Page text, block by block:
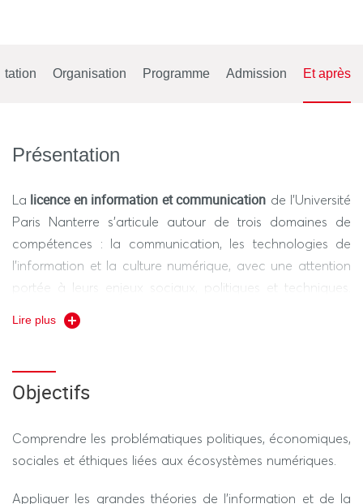
Organisation Programme Admission Et après
Présentation
La licence en information et communication de l’Université
Paris Nanterre s’articule autour de trois domaines de
compétences : la communication, les technologies de
l’information et la culture numérique, avec une attention
portée à leurs enjeux sociaux, politiques et techniques.
Elle repose sur un socle solide de fondamentaux en
sciences de l’information et de la communication
de l’image), enrichi par des ouvertures vers les sciences
humaines et sociales (culture générale, histoire des
sciences exactes (statistiques, informatique). Tout au
long des trois années de formation, les étudiants suivent
Lire plus
Objectifs
Comprendre les problématiques politiques, économiques,
sociales et éthiques liées aux écosystèmes numériques.
Appliquer les grandes théories de l’information et de la